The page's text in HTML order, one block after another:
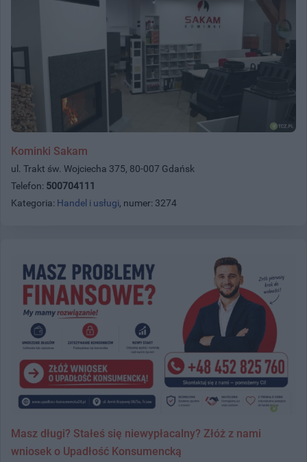
Kominki Sakam
ul. Trakt św. Wojciecha 375, 80-007 Gdańsk
Telefon: 500704111
Kategoria: Handel i usługi, numer: 3274
Masz długi? Stałeś się niewypłacalny? Złóż z nami
wniosek o Upadłość Konsumencką